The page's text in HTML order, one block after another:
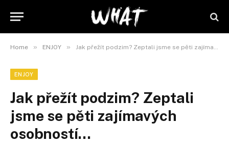
Home » ENJOY » Jak přežít podzim? Zeptali jsme se pěti zajímavých osobností…
ENJOY
Jak přežít podzim? Zeptali
jsme se pěti zajímavých
osobností…